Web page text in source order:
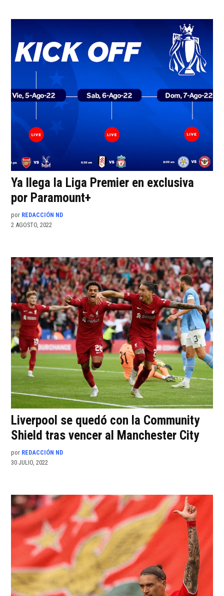
Ya llega la Liga Premier en exclusiva
por Paramount+
por REDACCIÓN ND
2 AGOSTO, 2022
Liverpool se quedó con la Community
Shield tras vencer al Manchester City
por REDACCIÓN ND
30 JULIO, 2022